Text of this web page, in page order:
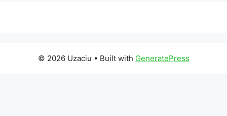
© 2026 Uzaciu • Built with GeneratePress